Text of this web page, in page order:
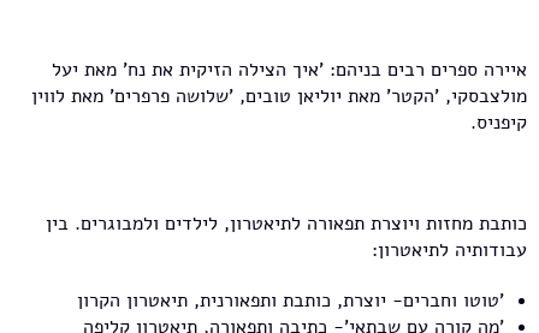
איירה ספרים רבים בניהם: 'איך הצילה הזיקית את נח' מאת יעל
מולצבסקי, 'הקטר' מאת יוליאן טובים, 'שלושה פרפרים' מאת לווין
קיפניס.
כותבת מחזות ויוצרת תפאורה לתיאטרון, לילדים ולמבוגרים. בין
עבודותיה לתיאטרון:
'טוטו וחברים- יוצרת, כותבת ותפאורנית, תיאטרון הקרון
'מה קורה עם שבתאי'- כתיבה ותפאורה, תיאטרון קליפה